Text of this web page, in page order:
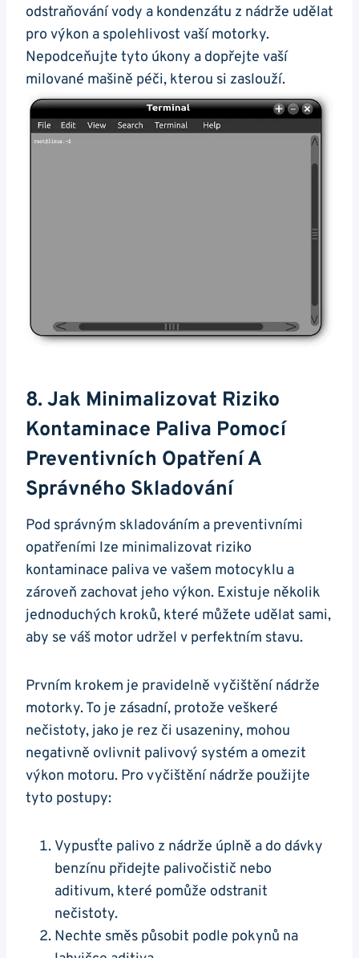
odstraňování‌ vody a​ kondenzátu‌ z nádrže udělat
pro výkon a ⁣spolehlivost vaší motorky.
Nepodceňujte tyto úkony a⁤ dopřejte⁢ vaší
milované​ mašině péči, kterou si zaslouží.
8.‌ Jak⁣ Minimalizovat⁢ Riziko
Kontaminace Paliva Pomocí
Preventivních Opatření A ​
Správného Skladování
Pod správným​ skladováním a preventivními
opatřeními lze ​minimalizovat riziko
kontaminace paliva ve vašem motocyklu ⁤a
zároveň zachovat jeho výkon. Existuje několik
jednoduchých ‌kroků, které můžete udělat sami,
aby se váš motor‍ udržel v perfektním stavu.
Prvním krokem je pravidelně vyčištění nádrže ​
motorky. To je zásadní, protože veškeré
nečistoty, jako je rez‌ či usazeniny, mohou⁢
negativně⁣ ovlivnit palivový systém a omezit
výkon‍ motoru. Pro vyčištění ​nádrže použijte
tyto postupy:
Vypusťte palivo⁤ z⁤ nádrže ​úplně‌ a⁣ do dávky⁢
benzínu přidejte palivočistič ⁢nebo
aditivum, které⁢ pomůže odstranit
nečistoty.
Nechte směs působit podle pokynů ⁣na